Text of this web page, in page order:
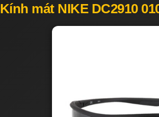
mát NIKE DC2910